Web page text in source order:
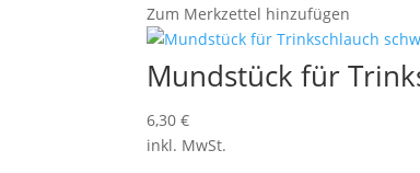
Zum Merkzettel hinzufügen
Mundstück für
6,30€
inkl. MwSt.